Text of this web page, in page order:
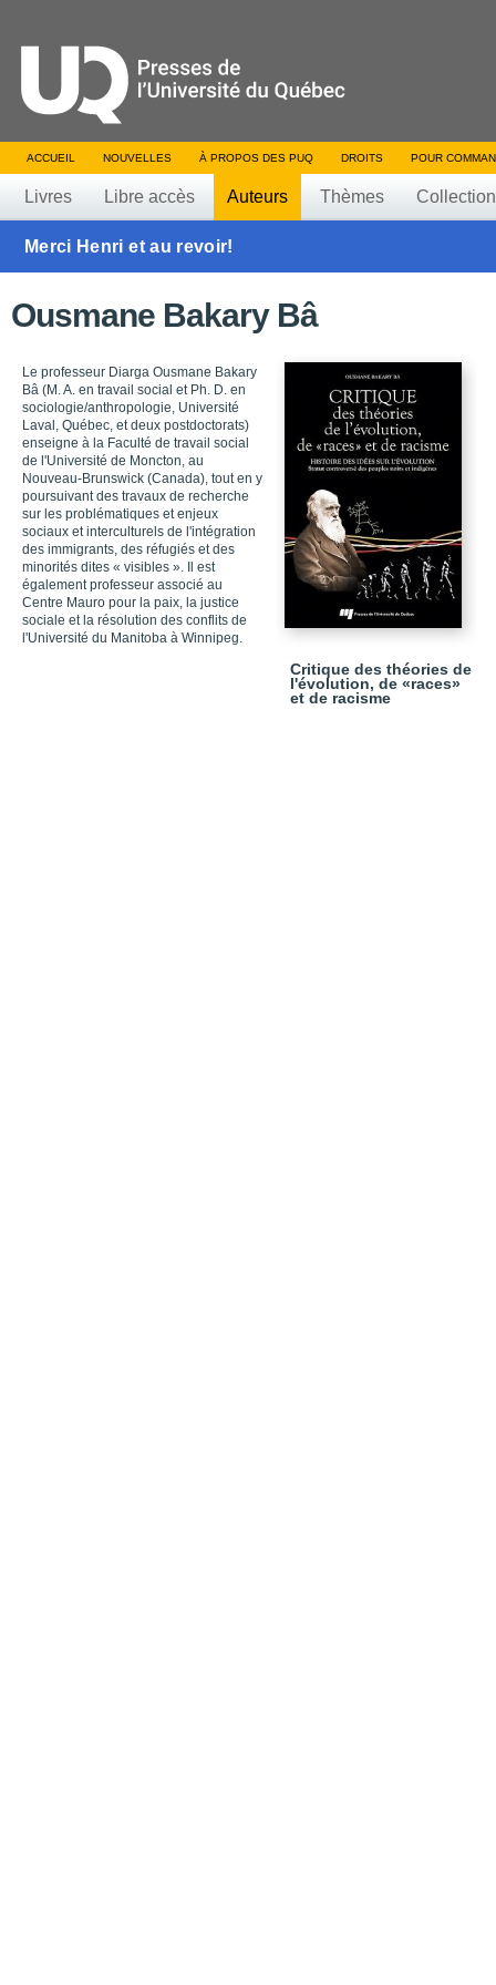
ACCUEIL NOUVELLES À PROPOS DES PUQ DROITS POUR
Livres Libre accès Auteurs Thèmes
Merci Henri et au revoir!
Ousmane Bakary Bâ
Le professeur Diarga Ousmane Bakary
Bâ (M. A. en travail social et Ph. D. en
sociologie/anthropologie, Université
Laval, Québec, et deux postdoctorats)
enseigne à la Faculté de travail social
de l'Université de Moncton, au
Nouveau-Brunswick (Canada), tout en y
poursuivant des travaux de recherche
sur les problématiques et enjeux
sociaux et interculturels de l'intégration
des immigrants, des réfugiés et des
minorités dites « visibles ». Il est
également professeur associé au
Centre Mauro pour la paix, la justice
sociale et la résolution des conflits de
l'Université du Manitoba à Winnipeg.
Critique des théories de
l'évolution, de «races»
et de racisme